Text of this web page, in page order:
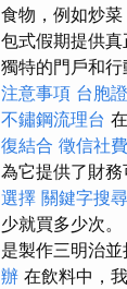
食物，例如炒
包式假期提供
獨特的門戶和
注意事項 台胞
不鏽鋼流理台
復結合 徵信社
為它提供了財
選擇 關鍵字搜尋
少就買多少次。
是製作三明治
辦 在飲料中，